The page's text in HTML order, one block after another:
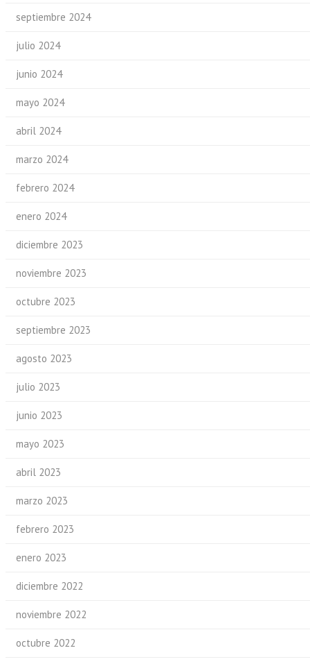
septiembre 2024
julio 2024
junio 2024
mayo 2024
abril 2024
marzo 2024
febrero 2024
enero 2024
diciembre 2023
noviembre 2023
octubre 2023
septiembre 2023
agosto 2023
julio 2023
junio 2023
mayo 2023
abril 2023
marzo 2023
febrero 2023
enero 2023
diciembre 2022
noviembre 2022
octubre 2022